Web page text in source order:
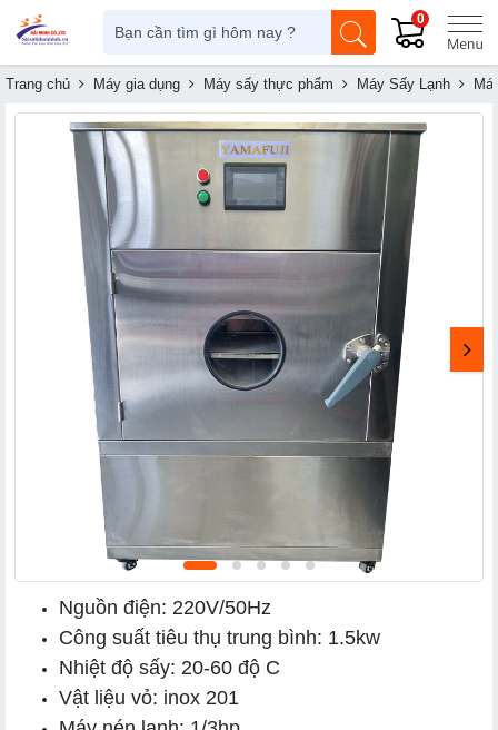
0
Trang chủ Máy gia dụng Máy sấy thực phẩm Máy Sấy Lạnh
Nguồn điện: 220V/50Hz
Công suất tiêu thụ trung bình: 1.5kw
Nhiệt độ sấy: 20-60 độ C
Vật liệu vỏ: inox 201